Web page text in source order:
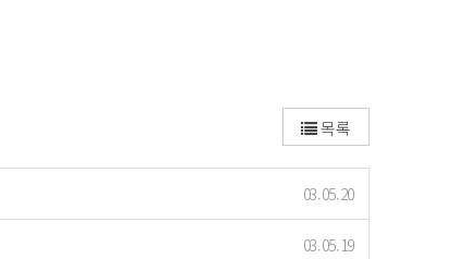
목록
03.05.20
03.05.19